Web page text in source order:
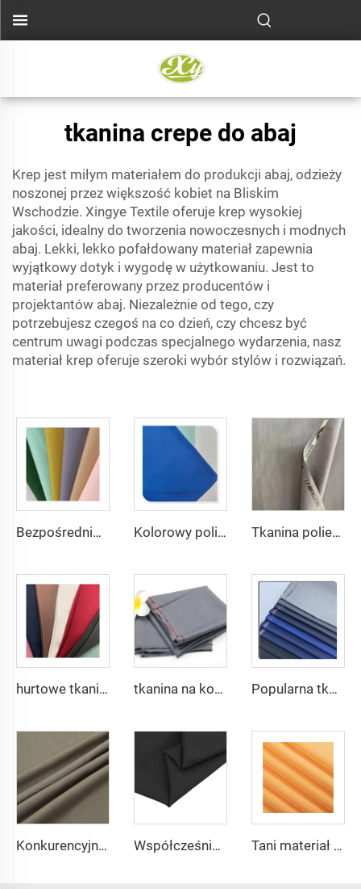
tkanina crepe do abaj
Krep jest miłym materiałem do produkcji abaj, odzieży
noszonej przez większość kobiet na Bliskim
Wschodzie. Xingye Textile oferuje krep wysokiej
jakości, idealny do tworzenia nowoczesnych i modnych
abaj. Lekki, lekko pofałdowany materiał zapewnia
wyjątkowy dotyk i wygodę w użytkowaniu. Jest to
materiał preferowany przez producentów i
projektantów abaj. Niezależnie od tego, czy
potrzebujesz czegoś na co dzień, czy chcesz być
centrum uwagi podczas specjalnego wydarzenia, nasz
materiał krep oferuje szeroki wybór stylów i rozwiązań.
Bezpośrednio z fabryki Poliester Gabardyna Tkanina/Twill Gabardyna Dla uniformów roboczych Kolorowy poliester spandeks 4-Stronny Rozciągany Barwiony Materiał Współcześniepleciony do Sukienek i Ubranek Tkanina poliestrowa z rayonem podwójny twill 80% poliester 20% wiskoz 420g/m tkanina tr dla męskich garniturów
hurtowe tkaniny poliestrowe wiskozowe w jednolitym kolorze TR dla męskich garniturów tkanina na kostium poliestrowy wiskozowy, Arabia Robe, Koszula, Spodnie, Tkanina medyczna Popularna tkanina typu twill z mieszanki 80/20 poliestru i wiskozy do produkcji odzieży
Konkurencyjna cena tkaniny TR na garnitury, 65% poliestru i 35% wiskosu, tkanina na uniformy męskie Współcześniepleciony poliester spandeks 4-Stronny Materiał Rozciągany do Sukienek i Ubranek Tani materiał 100% poliestrowa wysokiej jakości perłowa tkanina szifonowa na sukienkę damską